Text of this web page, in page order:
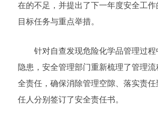
在的不足，并提出了下一年度安全工作
目标任务与重点举措。
针对自查发现危险化学品管理过
隐患，安全管理部门重新梳理了管理
全责任，确保消除管理空隙、落实责
任人分别签订了安全责任书。